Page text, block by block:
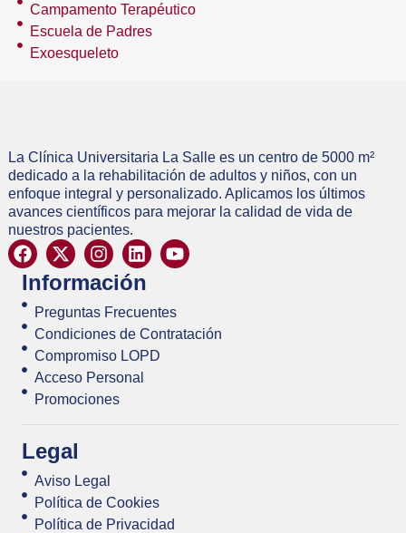
Campamento Terapéutico
Escuela de Padres
Exoesqueleto
La Clínica Universitaria La Salle es un centro de 5000 m²
dedicado a la rehabilitación de adultos y niños, con un
enfoque integral y personalizado. Aplicamos los últimos
avances científicos para mejorar la calidad de vida de
nuestros pacientes.
Información
Preguntas Frecuentes
Condiciones de Contratación
Compromiso LOPD
Acceso Personal
Promociones
Legal
Aviso Legal
Política de Cookies
Política de Privacidad